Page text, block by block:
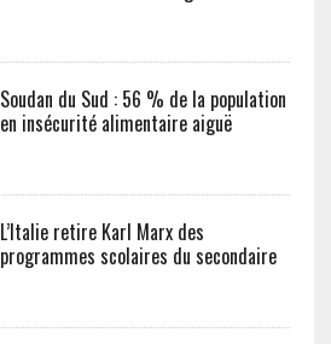
Soudan du Sud : 56 % de la population
en insécurité alimentaire aiguë
L’Italie retire Karl Marx des
programmes scolaires du secondaire